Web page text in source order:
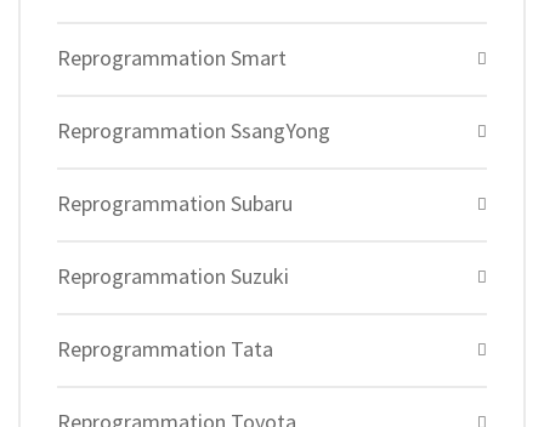
Reprogrammation Smart
Reprogrammation SsangYong
Reprogrammation Subaru
Reprogrammation Suzuki
Reprogrammation Tata